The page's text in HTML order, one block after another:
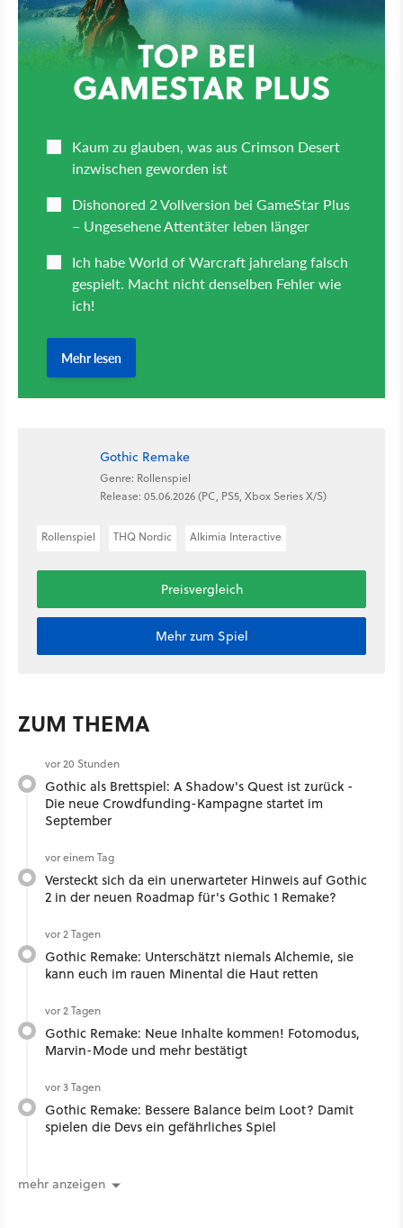
Gothic Remake
Genre: Rollenspiel
Release: 05.06.2026 (PC, PS5, Xbox Series X/S)
Rollenspiel THQ Nordic Alkimia Interactive
Preisvergleich
Mehr zum Spiel
ZUM THEMA
vor 20 Stunden
Gothic als Brettspiel: A Shadow's Quest ist zurück -
Die neue Crowdfunding-Kampagne startet im
September
vor einem Tag
Versteckt sich da ein unerwarteter Hinweis auf Gothic
2 in der neuen Roadmap für's Gothic 1 Remake?
vor 2 Tagen
Gothic Remake: Unterschätzt niemals Alchemie, sie
kann euch im rauen Minental die Haut retten
vor 2 Tagen
Gothic Remake: Neue Inhalte kommen! Fotomodus,
Marvin-Mode und mehr bestätigt
vor 3 Tagen
Gothic Remake: Bessere Balance beim Loot? Damit
spielen die Devs ein gefährliches Spiel
mehr anzeigen